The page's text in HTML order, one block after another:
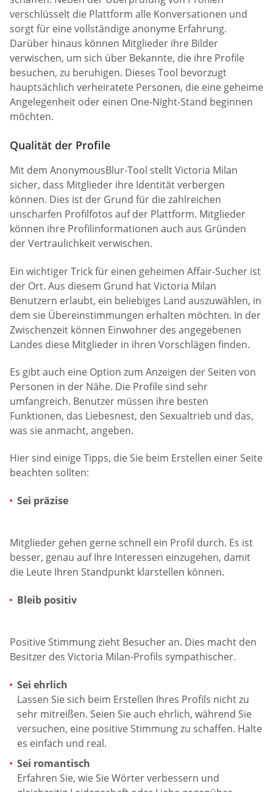
verschlüsselt die Plattform alle Konversationen und
sorgt für eine vollständige anonyme Erfahrung.
Darüber hinaus können Mitglieder ihre Bilder
verwischen, um sich über Bekannte, die ihre Profile
besuchen, zu beruhigen. Dieses Tool bevorzugt
hauptsächlich verheiratete Personen, die eine geheime
Angelegenheit oder einen One-Night-Stand beginnen
möchten.
Qualität der Profile
Mit dem AnonymousBlur-Tool stellt Victoria Milan
sicher, dass Mitglieder ihre Identität verbergen
können. Dies ist der Grund für die zahlreichen
unscharfen Profilfotos auf der Plattform. Mitglieder
können ihre Profilinformationen auch aus Gründen
der Vertraulichkeit verwischen.
Ein wichtiger Trick für einen geheimen Affair-Sucher ist
der Ort. Aus diesem Grund hat Victoria Milan
Benutzern erlaubt, ein beliebiges Land auszuwählen, in
dem sie Übereinstimmungen erhalten möchten. In der
Zwischenzeit können Einwohner des angegebenen
Landes diese Mitglieder in ihren Vorschlägen finden.
Es gibt auch eine Option zum Anzeigen der Seiten von
Personen in der Nähe. Die Profile sind sehr
umfangreich. Benutzer müssen ihre besten
Funktionen, das Liebesnest, den Sexualtrieb und das,
was sie anmacht, angeben.
Hier sind einige Tipps, die Sie beim Erstellen einer Seite
beachten sollten:
Sei präzise
Mitglieder gehen gerne schnell ein Profil durch. Es ist
besser, genau auf Ihre Interessen einzugehen, damit
die Leute Ihren Standpunkt klarstellen können.
Bleib positiv
Positive Stimmung zieht Besucher an. Dies macht den
Besitzer des Victoria Milan-Profils sympathischer.
Sei ehrlich
Lassen Sie sich beim Erstellen Ihres Profils nicht zu
sehr mitreißen. Seien Sie auch ehrlich, während Sie
versuchen, eine positive Stimmung zu schaffen. Halte
es einfach und real.
Sei romantisch
Erfahren Sie, wie Sie Wörter verbessern und